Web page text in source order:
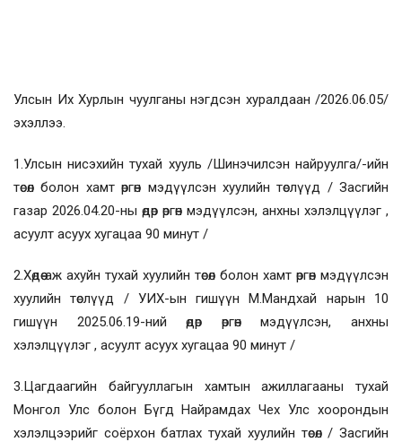
Улсын Их Хурлын чуулганы нэгдсэн хуралдаан /2026.06.05/
эхэллээ.
1.Улсын нисэхийн тухай хууль /Шинэчилсэн найруулга/-ийн
төсөл болон хамт өргөн мэдүүлсэн хуулийн төслүүд / Засгийн
газар 2026.04.20-ны өдөр өргөн мэдүүлсэн, анхны хэлэлцүүлэг ,
асуулт асуух хугацаа 90 минут /
2.Хөдөө аж ахуйн тухай хуулийн төсөл болон хамт өргөн мэдүүлсэн
хуулийн төслүүд / УИХ-ын гишүүн М.Мандхай нарын 10
гишүүн 2025.06.19-ний өдөр өргөн мэдүүлсэн, анхны
хэлэлцүүлэг , асуулт асуух хугацаа 90 минут /
3.Цагдаагийн байгууллагын хамтын ажиллагааны тухай
Монгол Улс болон Бүгд Найрамдах Чех Улс хоорондын
хэлэлцээрийг соёрхон батлах тухай хуулийн төсөл / Засгийн